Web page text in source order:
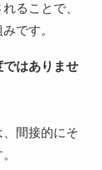
ることで、
です。
はありませ
間接的にそ